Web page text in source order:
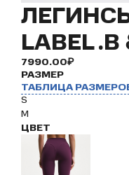
LABEL .B
7990.00₽
РАЗМЕР
ТАБЛИЦА
S
M
ЦВЕТ